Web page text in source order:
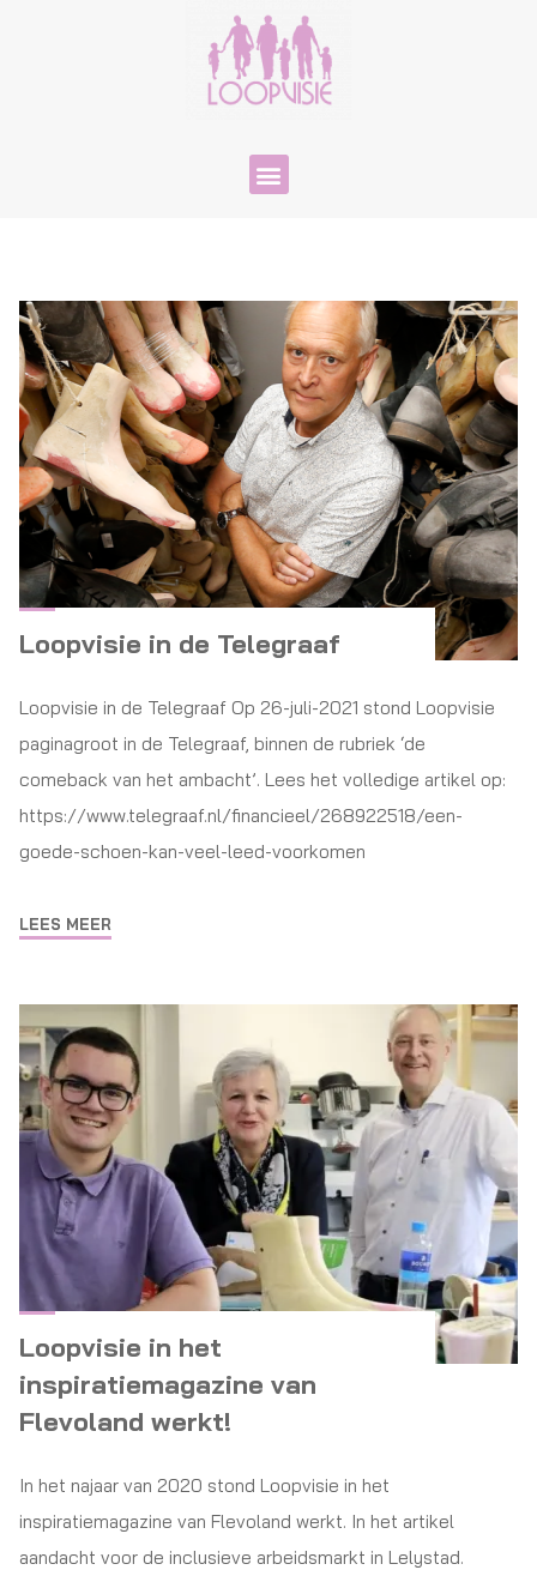
Loopvisie in de Telegraaf
Loopvisie in de Telegraaf Op 26-juli-2021 stond Loopvisie
paginagroot in de Telegraaf, binnen de rubriek ‘de
comeback van het ambacht’. Lees het volledige artikel op:
https://www.telegraaf.nl/financieel/268922518/een-
goede-schoen-kan-veel-leed-voorkomen
LEES MEER
Loopvisie in het
inspiratiemagazine van
Flevoland werkt!
In het najaar van 2020 stond Loopvisie in het
inspiratiemagazine van Flevoland werkt. In het artikel
aandacht voor de inclusieve arbeidsmarkt in Lelystad.